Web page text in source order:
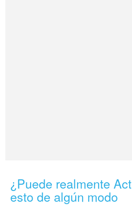
¿Puede realmente
esto de algún modo